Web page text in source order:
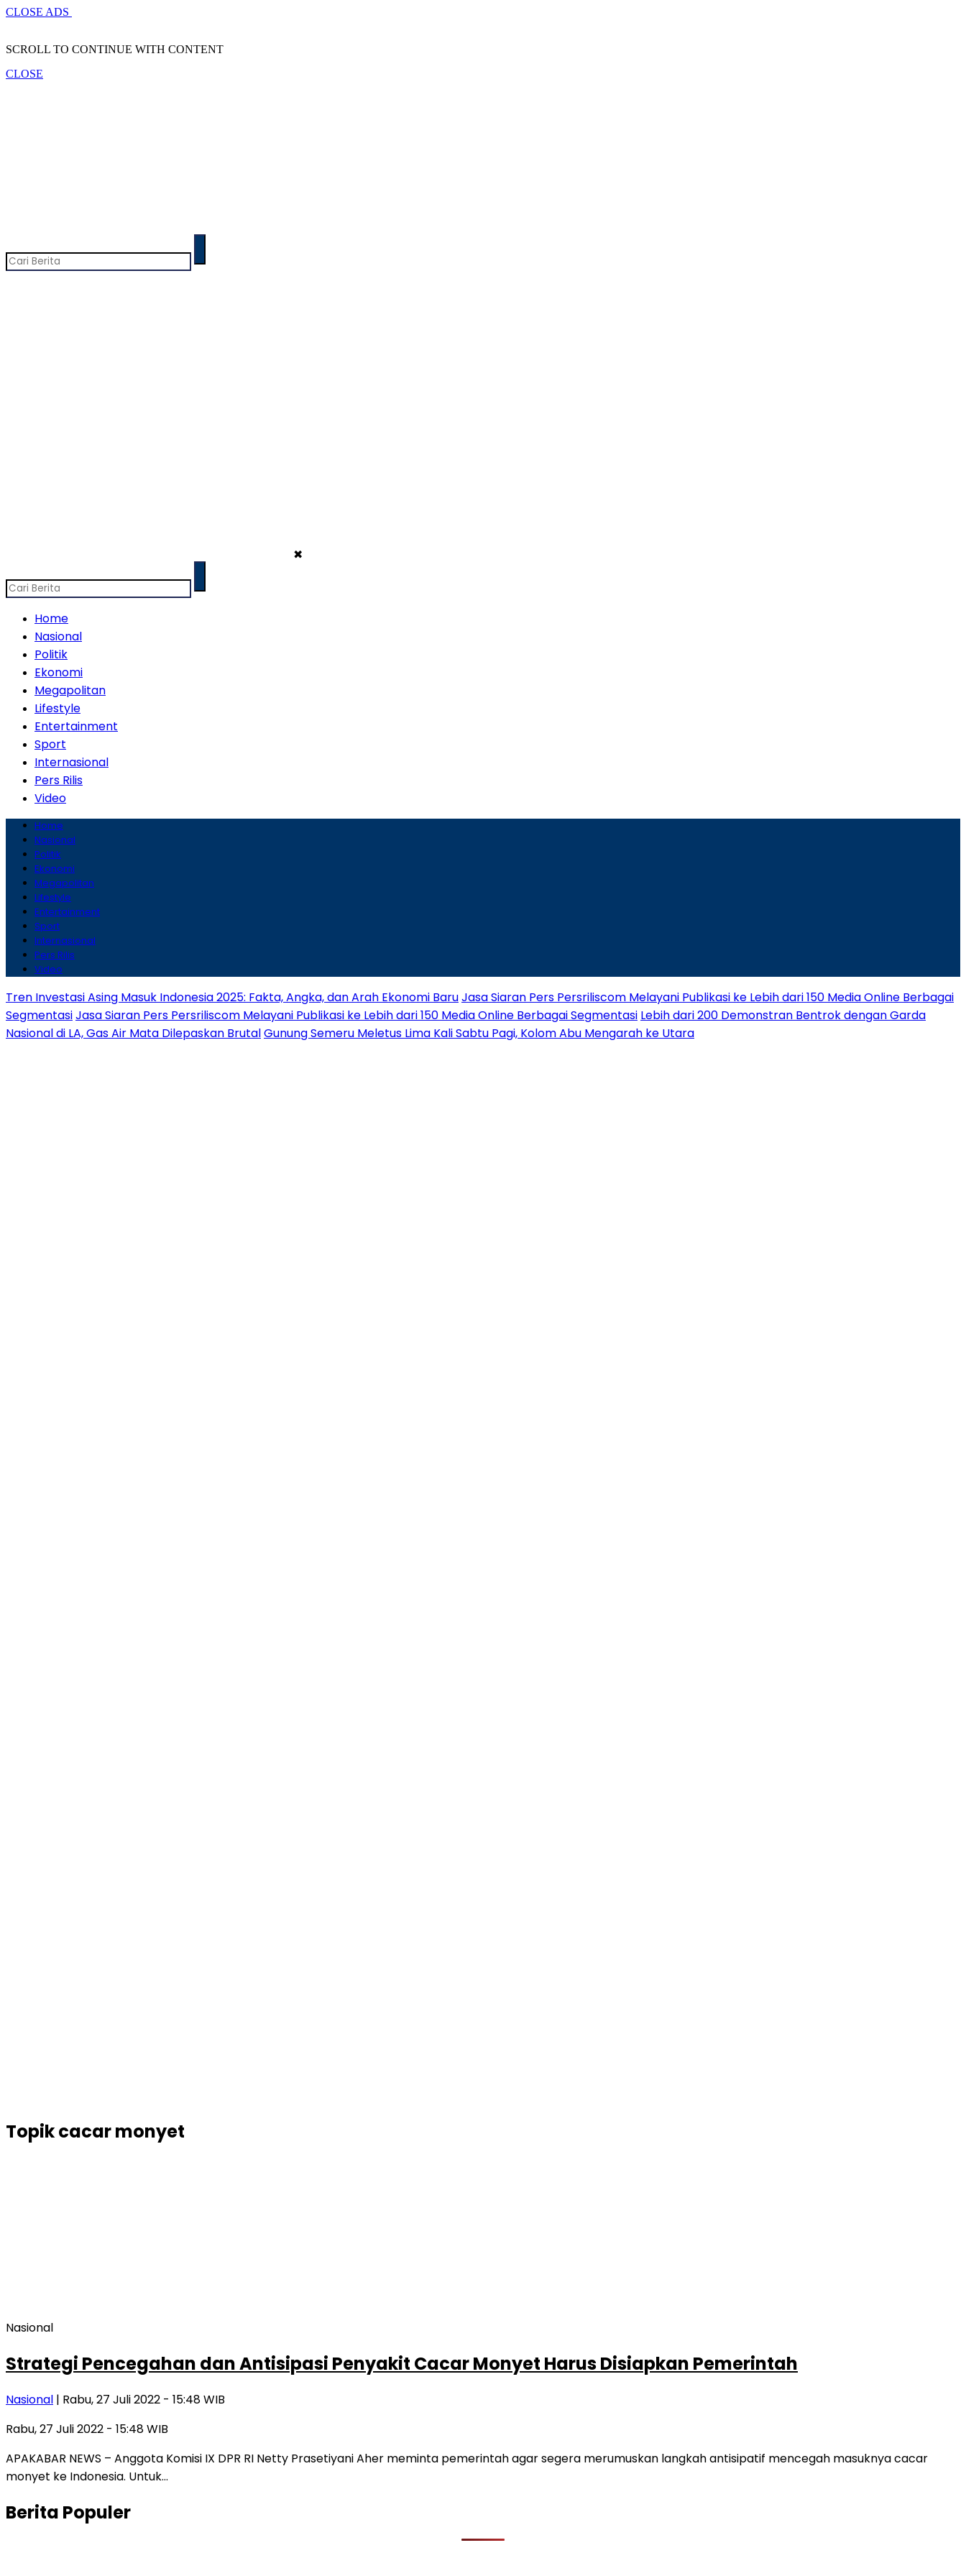
CLOSE ADS
SCROLL TO CONTINUE WITH CONTENT
CLOSE
✖
Home
Nasional
Politik
Ekonomi
Megapolitan
Lifestyle
Entertainment
Sport
Internasional
Pers Rilis
Video
Home
Nasional
Politik
Ekonomi
Megapolitan
Lifestyle
Entertainment
Sport
Internasional
Pers Rilis
Video
Tren Investasi Asing Masuk Indonesia 2025: Fakta, Angka, dan Arah Ekonomi BaruJasa Siaran Pers Persriliscom Melayani Publikasi ke Lebih dari 150 Media Online Berbagai
SegmentasiJasa Siaran Pers Persriliscom Melayani Publikasi ke Lebih dari 150 Media Online Berbagai Segmentasi Lebih dari 200 Demonstran Bentrok dengan Garda
Nasional di LA, Gas Air Mata Dilepaskan BrutalGunung Semeru Meletus Lima Kali Sabtu Pagi, Kolom Abu Mengarah ke Utara
Topikcacar monyet
Nasional
Strategi Pencegahan dan Antisipasi Penyakit Cacar Monyet Harus Disiapkan Pemerintah
Nasional | Rabu, 27 Juli 2022 - 15:48 WIB
Rabu, 27 Juli 2022 - 15:48 WIB
APAKABAR NEWS – Anggota Komisi IX DPR RI Netty Prasetiyani Aher meminta pemerintah agar segera merumuskan langkah antisipatif mencegah masuknya cacar
monyet ke Indonesia. Untuk…
Berita Populer